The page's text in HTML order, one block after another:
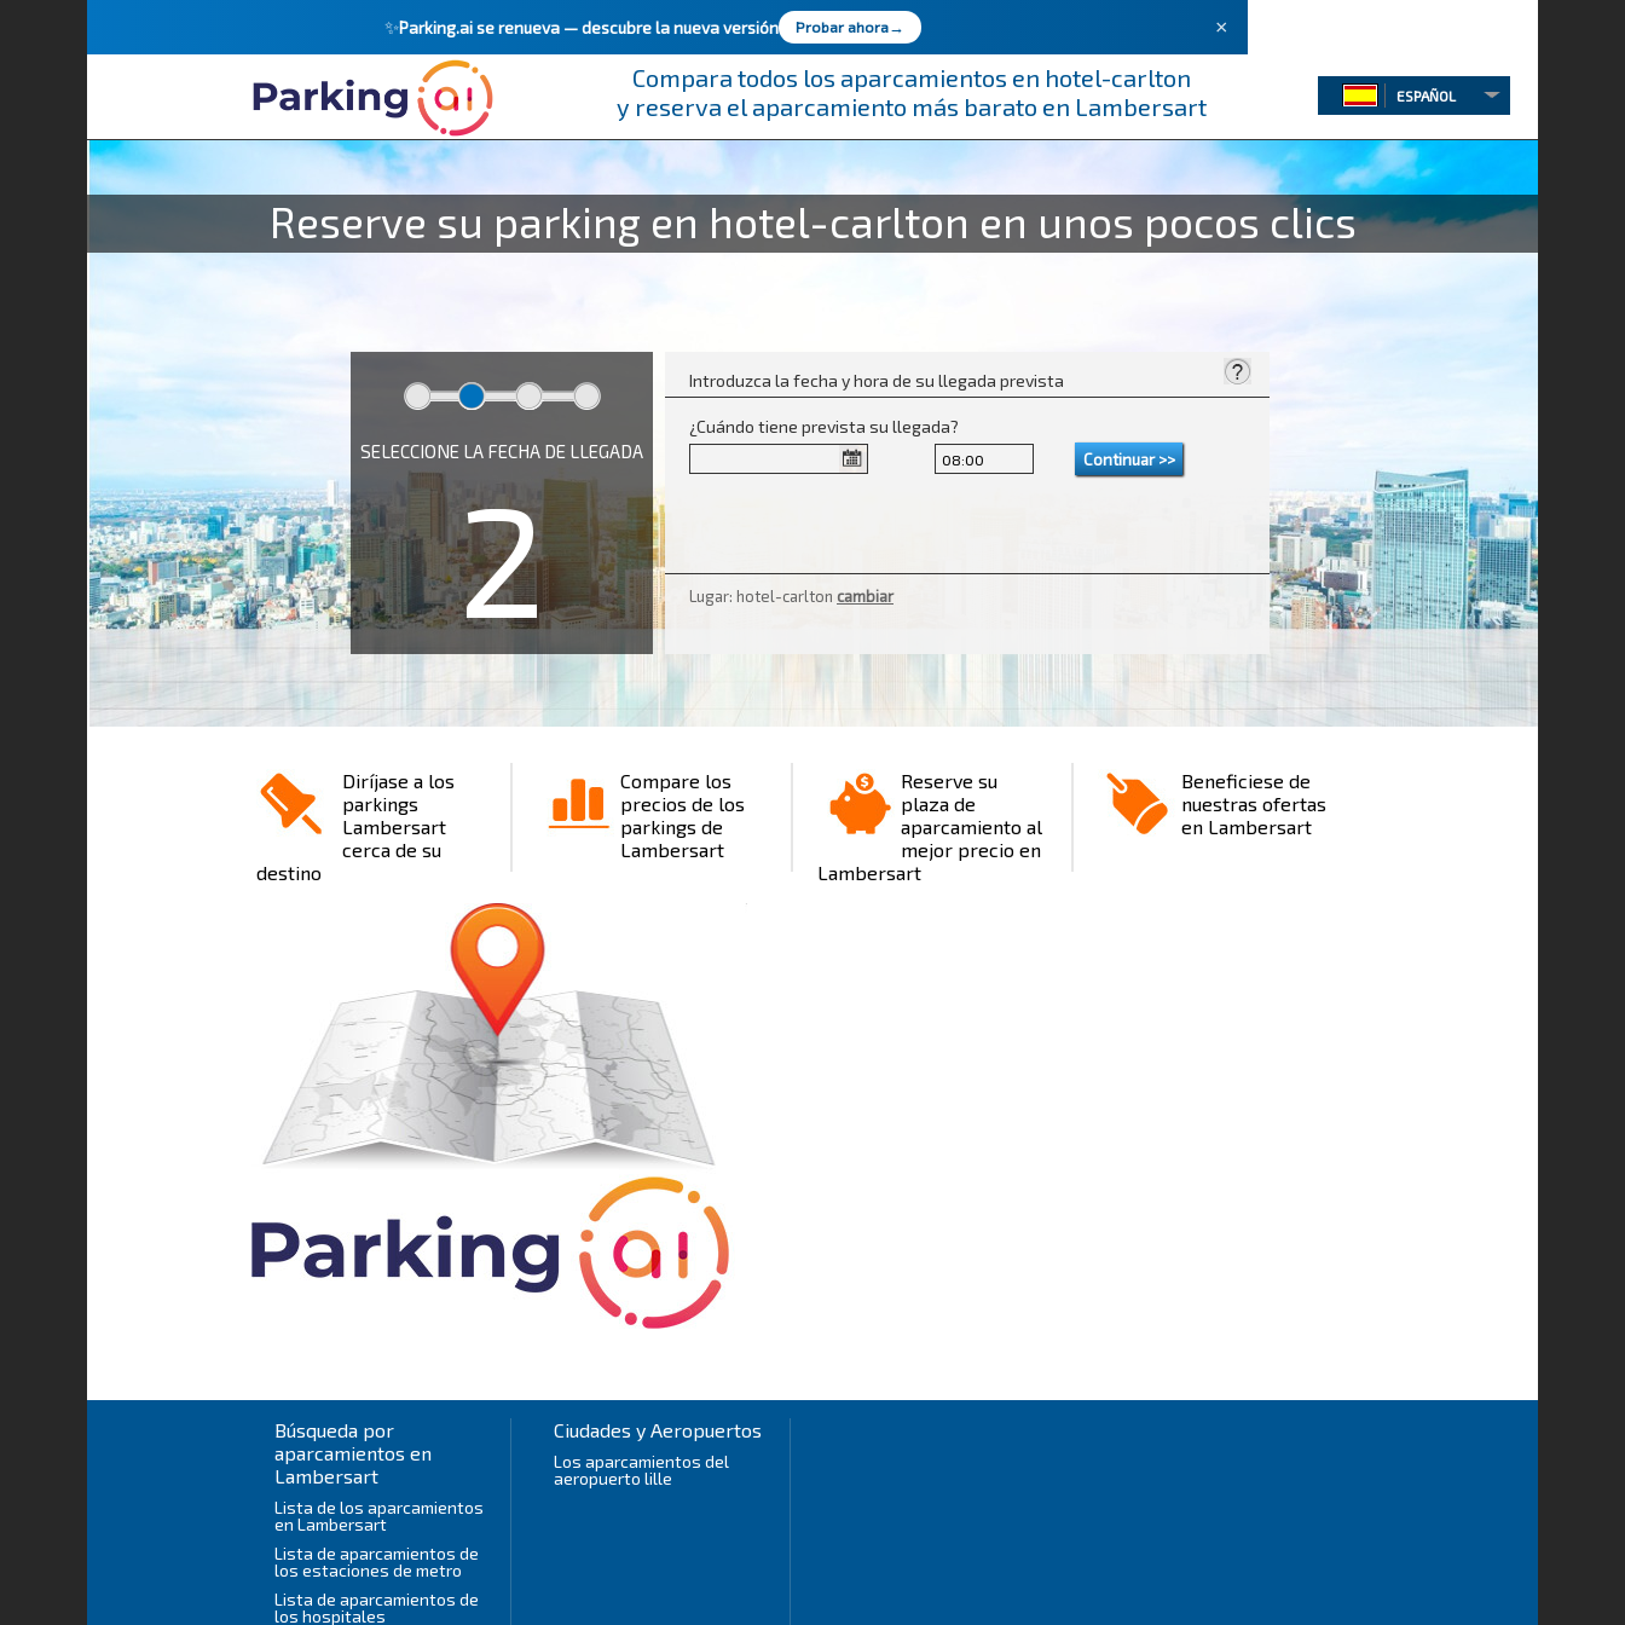
✨Parking.ai se renueva —descubre la nueva versión Probar ahora→ ×
Compara todos los aparcamientos en hotel-carlton
y reserva el aparcamiento más barato en Lambersart
ESPAÑOL
Reserve su parking en hotel-carlton en unos pocos clics
SELECCIONE LA FECHA DE LLEGADA
2
Introduzca la fecha y hora de su llegada prevista
¿Cuándo tiene prevista su llegada?
Lugar: hotel-carlton cambiar
Diríjase a los
parkings
Lambersart
cerca de su
destino
Compare los
precios de los
parkings de
Lambersart
Reserve su
plaza de
aparcamiento al
mejor precio en
Lambersart
Beneficiese de
nuestras ofertas
en Lambersart
Búsqueda por
aparcamientos en
Lambersart
Lista de los aparcamientos
en Lambersart
Lista de aparcamientos de
los estaciones de metro
Lista de aparcamientos de
los hospitales
Ciudades y Aeropuertos
Los aparcamientos del
aeropuerto lille